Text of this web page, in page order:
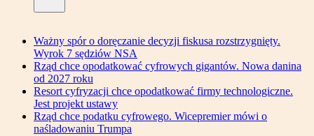
Ważny spór o doręczanie decyzji fiskusa rozstrzygnięty.
Wyrok 7 sędziów NSA
Rząd chce opodatkować cyfrowych gigantów. Nowa danina
od 2027 roku
Resort cyfryzacji chce opodatkować firmy technologiczne.
Jest projekt ustawy
Rząd chce podatku cyfrowego. Wicepremier mówi o
naśladowaniu Trumpa